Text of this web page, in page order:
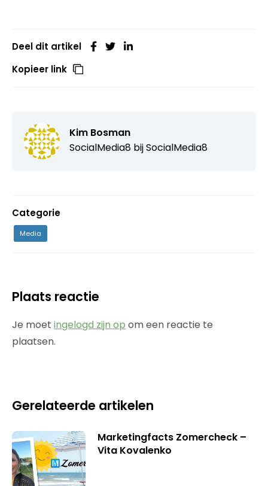
Deel dit artikel
Kopieer link
Kim Bosman
SocialMedia8 bijSocialMedia8
Categorie
Media
Plaats reactie
Je moet ingelogd zijn op om een reactie te
plaatsen.
Gerelateerde artikelen
Marketingfacts Zomercheck –
Vita Kovalenko